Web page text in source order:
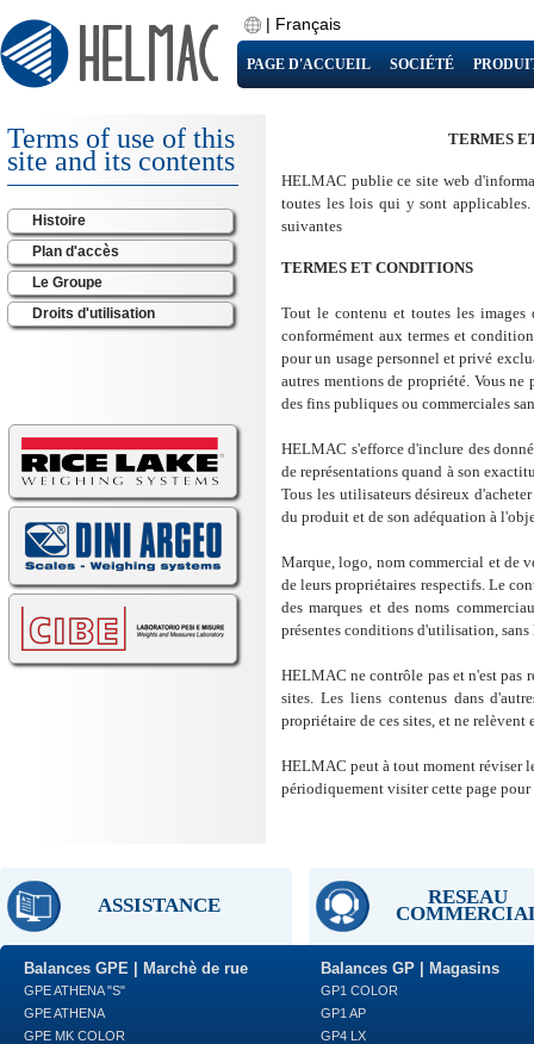
| Français
PAGE D'ACCUEIL SOCIÉTÉ
Terms of use of this
site and its contents
Histoire
Plan d'accès
Le Groupe
Droits d'utilisation
TERMES
HELMAC publie ce site web
toutes les lois qui y sont
suivantes
TERMES ET CONDITIONS
Tout le contenu et toutes les
conformément aux termes et
pour un usage personnel et privé
autres mentions de propriété. Vous
des fins publiques ou commerciales
HELMAC s'efforce d'inclure des
de représentations quand à son
Tous les utilisateurs désireux
du produit et de son adéquation à
Marque, logo, nom commercial et de
de leurs propriétaires respectifs. Le
des marques et des noms
présentes conditions d'utilisation,
HELMAC ne contrôle pas et n'est pas
sites. Les liens contenus dans
propriétaire de ces sites, et ne
HELMAC peut à tout moment réviser
périodiquement visiter cette page
ASSISTANCE RESEAU
Balances GPE | Marchè de rue
GPE ATHENA "S"
GPE ATHENA
GPE MK COLOR
Balances GP | Magasins
GP1 COLOR
GP1 AP
GP4 LX